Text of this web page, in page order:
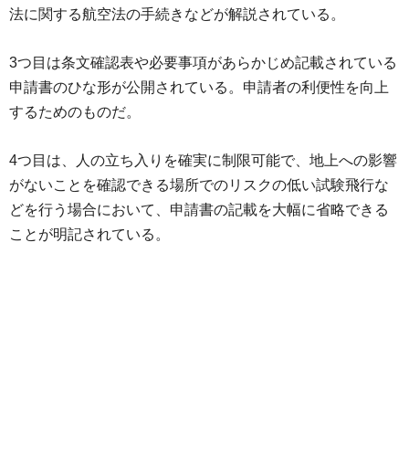
法に関する航空法の手続きなどが解説されている。
3つ目は条文確認表や必要事項があらかじめ記載されている
申請書のひな形が公開されている。申請者の利便性を向上
するためのものだ。
4つ目は、人の立ち入りを確実に制限可能で、地上への影響
がないことを確認できる場所でのリスクの低い試験飛行な
どを行う場合において、申請書の記載を大幅に省略できる
ことが明記されている。